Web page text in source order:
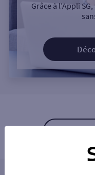
Grâce à l’Appli